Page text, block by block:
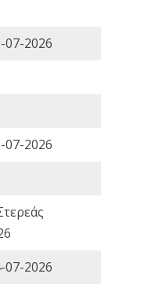
07-2026
07-2026
07-2026